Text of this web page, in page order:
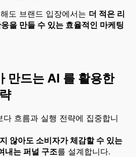
도 브랜드 입장에서는 더 적은 리
을 만들 수 있는 효율적인 마케팅
만드는 AI 를 활용한
다 흐름과 실행 전략에 집중합니
않아도 소비자가 체감할 수 있는
내는 퍼널 구조를 설계합니다.